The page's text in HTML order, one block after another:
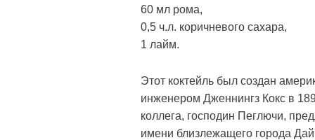
60 мл рома,
0,5 ч.л. коричневого сахара,
1 лайм.
Этот коктейль был создан
инженером Дженнингз Кокс в
коллега, господин Пеглючи,
имени близлежащего города